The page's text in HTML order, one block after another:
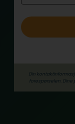
o
d
Din
forespørselen.